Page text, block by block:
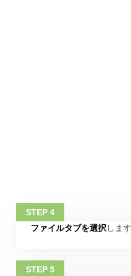
ファイルタブを選択 します